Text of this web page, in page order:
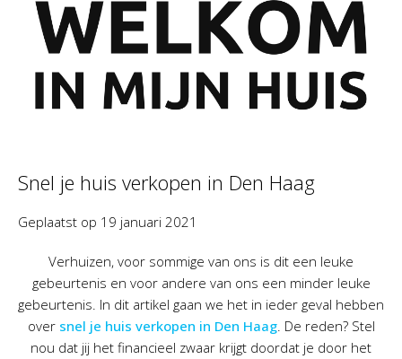
Snel je huis verkopen in Den Haag
Geplaatst op 19 januari 2021
Verhuizen, voor sommige van ons is dit een leuke
gebeurtenis en voor andere van ons een minder leuke
gebeurtenis. In dit artikel gaan we het in ieder geval hebben
over snel je huis verkopen in Den Haag. De reden? Stel
nou dat jij het financieel zwaar krijgt doordat je door het